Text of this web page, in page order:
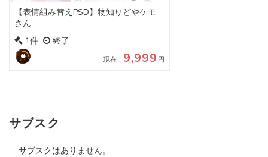
【表情組み替えPSD】物知りどやケモ
さん
1件
終了
現在： 9,999 円
サブスク
サブスクはありません。